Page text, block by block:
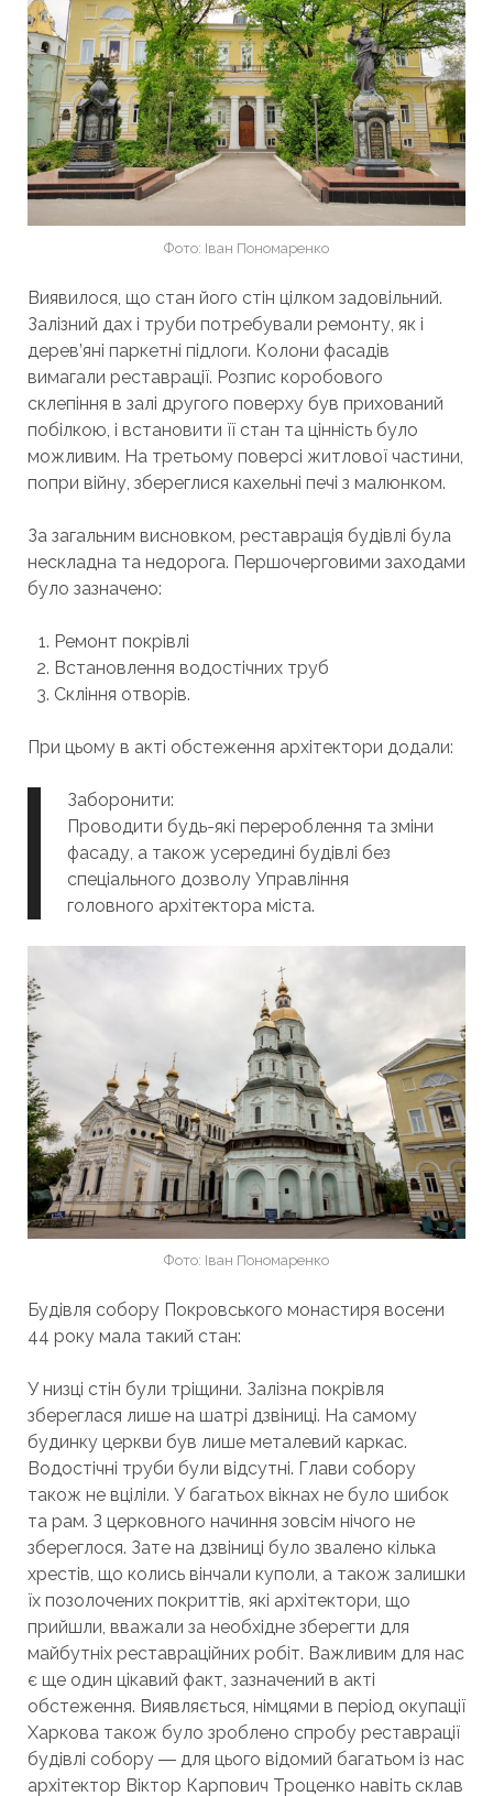
Фото: Іван Пономаренко
Виявилося, що стан його стін цілком задовільний.
Залізний дах і труби потребували ремонту, як і
дерев’яні паркетні підлоги. Колони фасадів
вимагали реставрації. Розпис коробового
склепіння в залі другого поверху був прихований
побілкою, і встановити її стан та цінність було
можливим. На третьому поверсі житлової частини,
попри війну, збереглися кахельні печі з малюнком.
За загальним висновком, реставрація будівлі була
нескладна та недорога. Першочерговими заходами
було зазначено:
Ремонт покрівлі
Встановлення водостічних труб
Скління отворів.
При цьому в акті обстеження архітектори додали:
Заборонити:
Проводити будь-які перероблення та зміни
фасаду, а також усередині будівлі без
спеціального дозволу Управління
головного архітектора міста.
Фото: Іван Пономаренко
Будівля собору Покровського монастиря восени
44 року мала такий стан:
У низці стін були тріщини. Залізна покрівля
збереглася лише на шатрі дзвіниці. На самому
будинку церкви був лише металевий каркас.
Водостічні труби були відсутні. Глави собору
також не вціліли. У багатьох вікнах не було шибок
та рам. З церковного начиння зовсім нічого не
збереглося. Зате на дзвіниці було звалено кілька
хрестів, що колись вінчали куполи, а також залишки
їх позолочених покриттів, які архітектори, що
прийшли, вважали за необхідне зберегти для
майбутніх реставраційних робіт. Важливим для нас
є ще один цікавий факт, зазначений в акті
обстеження. Виявляється, німцями в період окупації
Харкова також було зроблено спробу реставрації
будівлі собору ― для цього відомий багатьом із нас
архітектор Віктор Карпович Троценко навіть склав